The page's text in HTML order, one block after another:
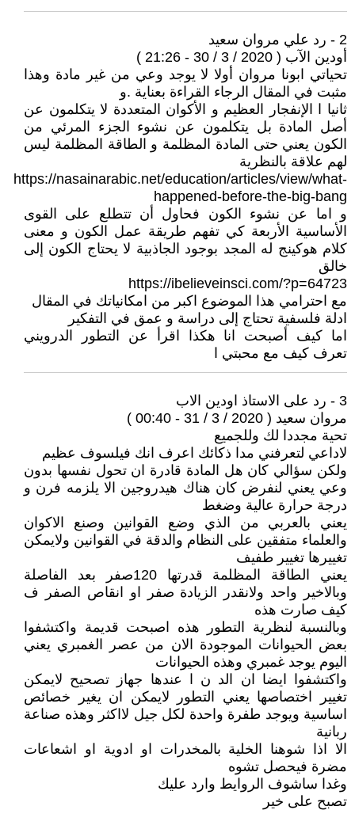
2 - رد علي مروان سعيد
أودين الآب ( 2020 / 3 / 30 - 21:26 )
تحياتي ابونا مروان أولا لا يوجد وعي من غير مادة وهذا
مثبت في المقال الرجاء القراءة بعناية .و
ثانيا ا الإنفجار العظيم و الأكوان المتعددة لا يتكلمون عن
أصل المادة بل يتكلمون عن نشوء الجزء المرئي من
الكون يعني حتى المادة المظلمة و الطاقة المظلمة ليس
لهم علاقة بالنظرية
https://nasainarabic.net/education/articles/view/what-
happened-before-the-big-bang
و اما عن نشوء الكون فحاول أن تتطلع على القوى
الأساسية الأربعة كي تفهم طريقة عمل الكون و معنى
كلام هوكينج له المجد بوجود الجاذبية لا يحتاج الكون إلى
خالق
https://ibelieveinsci.com/?p=64723
مع احترامي هذا الموضوع اكبر من امكانياتك في المقال
ادلة فلسفية تحتاج إلى دراسة و عمق في التفكير
اما كيف أصبحت انا هكذا اقرأ عن التطور الدرويني
تعرف كيف مع محبتي ا
3 - رد على الاستاذ اودين الاب
مروان سعيد ( 2020 / 3 / 31 - 00:40 )
تحية مجددا لك وللجميع
لاداعي لتعرفني مدا ذكائك اعرف انك فيلسوف عظيم
ولكن سؤالي كان هل المادة قادرة ان تحول نفسها بدون
وعي يعني لنفرض كان هناك هيدروجين الا يلزمه فرن و
درجة حرارة عالية وضغط
يعني بالعربي من الذي وضع القوانين وصنع الاكوان
والعلماء متفقين على النظام والدقة في القوانين ولايمكن
تغييرها تغيير طفيف
يعني الطاقة المظلمة قدرتها 120صفر بعد الفاصلة
وبالاخير واحد ولانقدر الزيادة صفر او انقاص الصفر ف
كيف صارت هذه
وبالنسبة لنظرية التطور هذه اصبحت قديمة واكتشفوا
بعض الحيوانات الموجودة الان من عصر الغمبري يعني
اليوم يوجد غمبري وهذه الحيوانات
واكتشفوا ايضا ان الد ن ا عندها جهاز تصحيح لايمكن
تغيير اختصاصها يعني التطور لايمكن ان يغير خصائص
اساسية ويوجد طفرة واحدة لكل جيل لااكثر وهذه صناعة
ربانية
الا اذا شوهنا الخلية بالمخدرات او ادوية او اشعاعات
مضرة فيحصل تشوه
وغدا ساشوف الروايط وارد عليك
تصبح على خير